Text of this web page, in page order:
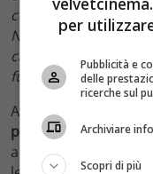
consideravo come
Non era nessuno,
capacità e
fuori, ma non lo
A distanza di tempo,
perché la ferita è
abbia mandato un
per
Pubblicità e
delle
ricerche sul
Archiviare
Scopri di più